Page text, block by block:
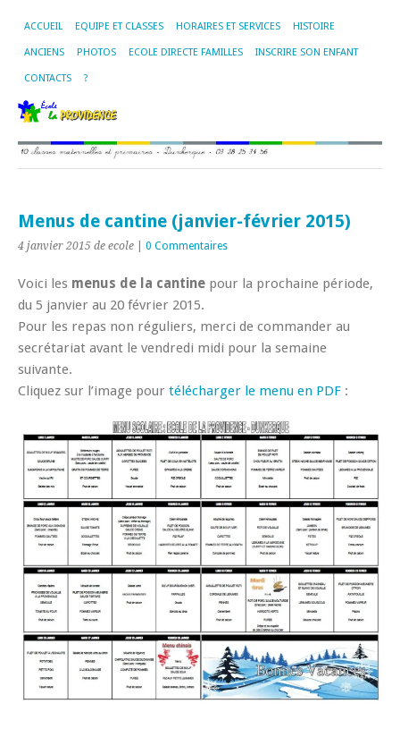
ACCUEIL EQUIPE ET CLASSES HORAIRES ET SERVICES HISTOIRE
ANCIENS PHOTOS ECOLE DIRECTE FAMILLES INSCRIRE SON ENFANT
CONTACTS ?
Menus de cantine (janvier-février 2015)
4 janvier 2015 de ecole 0 Commentaires
Voici les menus de la cantine pour la prochaine période,
du 5 janvier au 20 février 2015.
Pour les repas non réguliers, merci de commander au
secrétariat avant le vendredi midi pour la semaine
suivante.
Cliquez sur l’image pour télécharger le menu en PDF :